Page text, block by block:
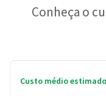
Conheça o
Custo médio estimado